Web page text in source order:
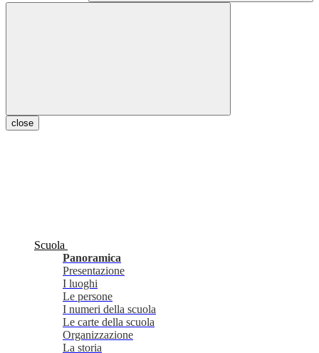
close
Scuola
Panoramica
Presentazione
I luoghi
Le persone
I numeri della scuola
Le carte della scuola
Organizzazione
La storia